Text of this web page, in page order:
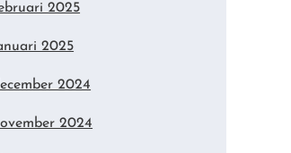
2025
2025
2024
2024